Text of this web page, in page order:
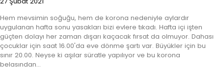
Hem mevsimin soğuğu, hem de korona nedeniyle aylardır
uygulanan hafta sonu yasakları bizi evlere tıkadı. Hafta içi işten
güçten dolayı her zaman dışarı kaçacak fırsat da olmuyor. Dahası
çocuklar için saat 16.00'da eve dönme şartı var. Büyükler için bu
sınır 20.00. Neyse ki aşılar süratle yapılıyor ve bu korona
belasından…